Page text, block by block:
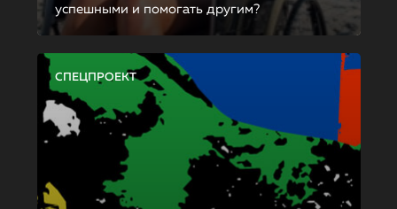
успешными и помогать другим?
СПЕЦПРОЕКТ